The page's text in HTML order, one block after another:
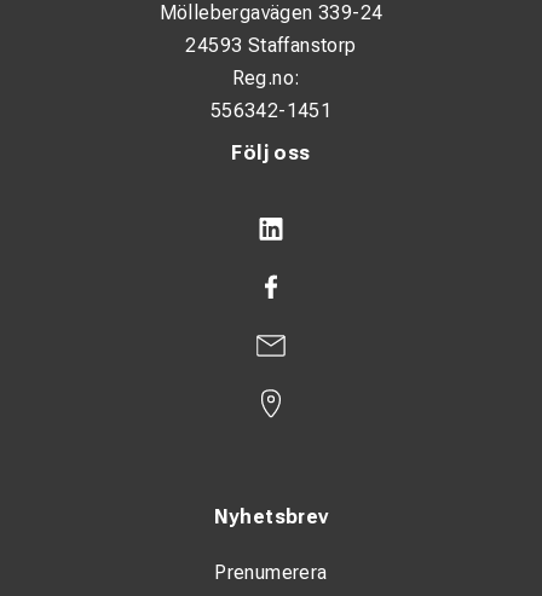
Följ oss
Nyhetsbrev
Prenumerera
Möllebergavägen 339-24
24593 Staffanstorp
Reg.no:
556342-1451